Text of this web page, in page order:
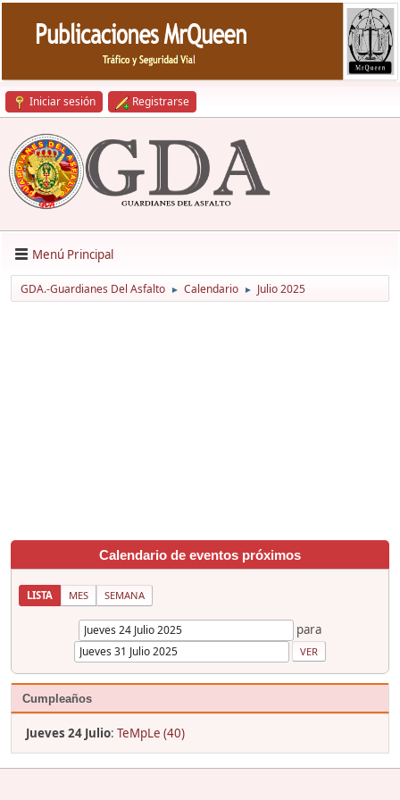
Iniciar sesión Registrarse
Menú Principal
GDA.-Guardianes Del Asfalto ► Calendario ► Julio 2025
Calendario de eventos próximos
LISTA MES SEMANA
para
Cumpleaños
Jueves 24 Julio: TeMpLe (40)